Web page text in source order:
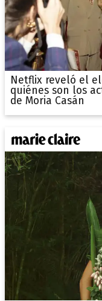
Netflix reveló el
quiénes son los
de Moria Casán